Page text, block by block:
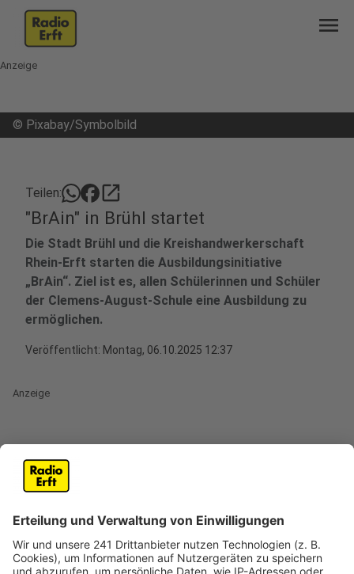
menu
Anzeige
© Pixabay/Symbolbild
Teilen: open_in_new
"BrAin" in Brühl startet
Die Stadt Brühl und die Kreishandwerkerschaft
Rhein-Erft starten die Ausbildungsinitiative
„BrAin“. Ziel ist es, allen Schülerinnen und Schüler
der Clemens-August-Schule eine Ausbildung zu
ermöglichen.
Veröffentlicht: Montag, 06.10.2025 12:37
Anzeige
Ausbildung für alle Schüler
Anzeige
Eine Ausbildung nach der Schule für alle – das ist das
Ziel der Brühler